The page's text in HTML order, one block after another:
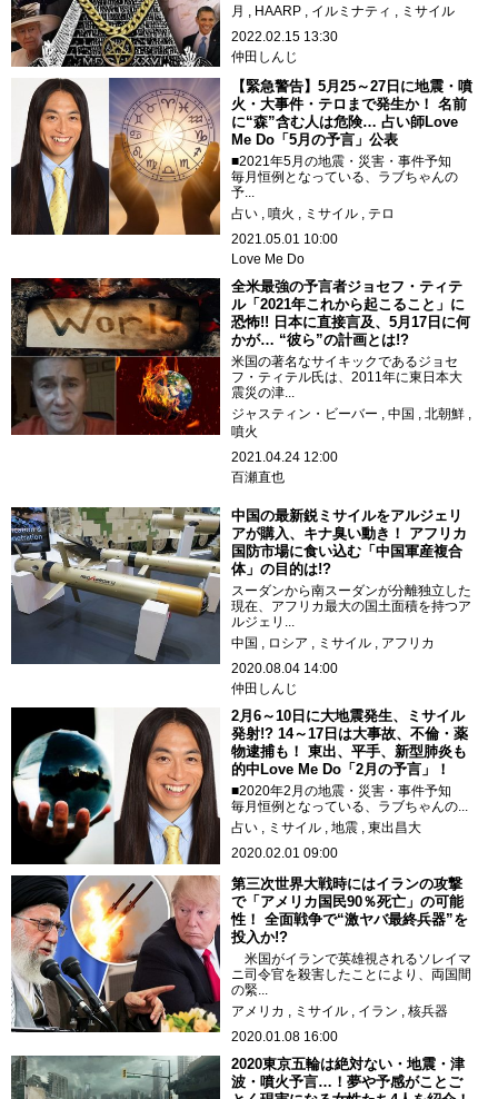
月
HAARP イルミナティ
ミサイル
2022.02.15 13:30
仲田しんじ
【緊急警告】5月25～27日に地震・噴
火・大事件・テロまで発生か！ 名前
に“森”含む人は危険… 占い師Love
Me Do「5月の予言」公表
■2021年5月の地震・災害・事件予知
毎月恒例となっている、ラブちゃんの
予...
占い
噴火 ミサイル
テロ
2021.05.01 10:00
Love Me Do
全米最強の予言者ジョセフ・ティテ
ル「2021年これから起こること」に
恐怖!! 日本に直接言及、5月17日に何
かが… “彼ら”の計画とは!?
米国の著名なサイキックであるジョセ
フ・ティテル氏は、2011年に東日本大
震災の津...
ジャスティン・ビーバー
中国
北朝鮮
噴火
2021.04.24 12:00
百瀬直也
中国の最新鋭ミサイルをアルジェリ
アが購入、キナ臭い動き！ アフリカ
国防市場に食い込む「中国軍産複合
体」の目的は!?
スーダンから南スーダンが分離独立した
現在、アフリカ最大の国土面積を持つア
ルジェリ...
中国
ロシア ミサイル
アフリカ
2020.08.04 14:00
仲田しんじ
2月6～10日に大地震発生、ミサイル
発射!? 14～17日は大事故、不倫・薬
物逮捕も！ 東出、平手、新型肺炎も
的中Love Me Do「2月の予言」！
■2020年2月の地震・災害・事件予知
毎月恒例となっている、ラブちゃんの...
占い
ミサイル 地震
東出昌大
2020.02.01 09:00
第三次世界大戦時にはイランの攻撃
で「アメリカ国民90％死亡」の可能
性！ 全面戦争で“激ヤバ最終兵器”を
投入か!?
米国がイランで英雄視されるソレイマ
ニ司令官を殺害したことにより、両国間
の緊...
アメリカ
ミサイル イラン
核兵器
2020.01.08 16:00
2020東京五輪は絶対ない・地震・津
波・噴火予言…！夢や予感がことご